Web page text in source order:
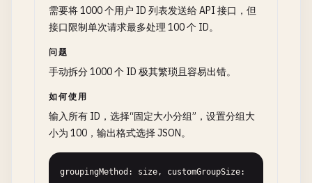
需要将 1000 个用户 ID 列表发送给 API 接口，但
接口限制单次请求最多处理 100 个 ID。
问题
手动拆分 1000 个 ID 极其繁琐且容易出错。
如何使用
输入所有 ID，选择“固定大小分组”，设置分组大
小为 100，输出格式选择 JSON。
groupingMethod: size, customGroupSize: